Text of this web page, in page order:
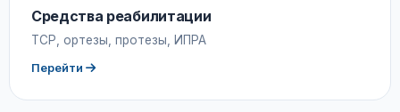
Средства реабилитации
ТСР, ортезы, протезы, ИПРА
Перейти